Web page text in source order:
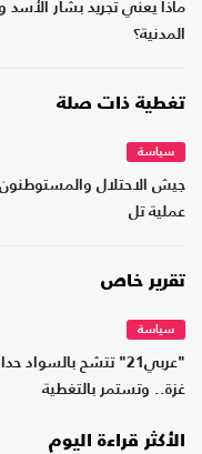
ماذا يعني تجريد بشار
المدنية؟
تغطية ذات صلة
سياسة
جيش الاحتلال والمستوطنون
عملية تل
تقرير خاص
سياسة
"عربي21" تتشح
غزة.. وتستمر بالتغطية
الأكثر قراءة اليوم